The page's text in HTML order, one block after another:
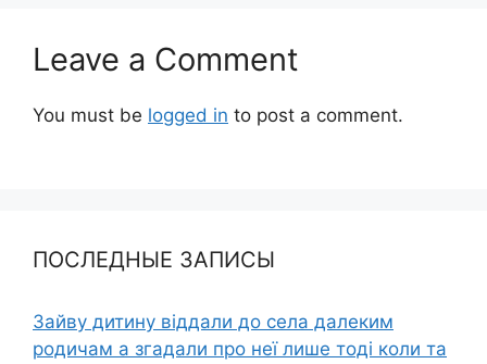
Leave a Comment
You must be logged in to post a comment.
ПОСЛЕДНЫЕ ЗАПИСЫ
Зайву дитину віддали до села далеким
родичам а згадали про неї лише тоді коли та